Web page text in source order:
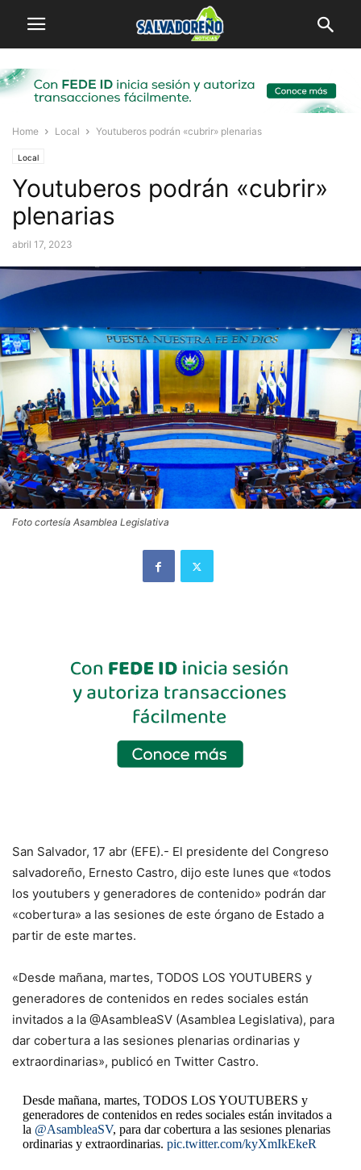
Home Local Youtuberos podrán «cubrir» plenarias
Local
Youtuberos podrán «cubrir»
plenarias
abril 17, 2023
Foto cortesía Asamblea Legislativa
San Salvador, 17 abr (EFE).- El presidente del Congreso
salvadoreño, Ernesto Castro, dijo este lunes que «todos
los youtubers y generadores de contenido» podrán dar
«cobertura» a las sesiones de este órgano de Estado a
partir de este martes.
«Desde mañana, martes, TODOS LOS YOUTUBERS y
generadores de contenidos en redes sociales están
invitados a la @AsambleaSV (Asamblea Legislativa), para
dar cobertura a las sesiones plenarias ordinarias y
extraordinarias», publicó en Twitter Castro.
Desde mañana, martes, TODOS LOS YOUTUBERS y
generadores de contenidos en redes sociales están invitados a
la @AsambleaSV, para dar cobertura a las sesiones plenarias
ordinarias y extraordinarias. pic.twitter.com/kyXmIkEkeR